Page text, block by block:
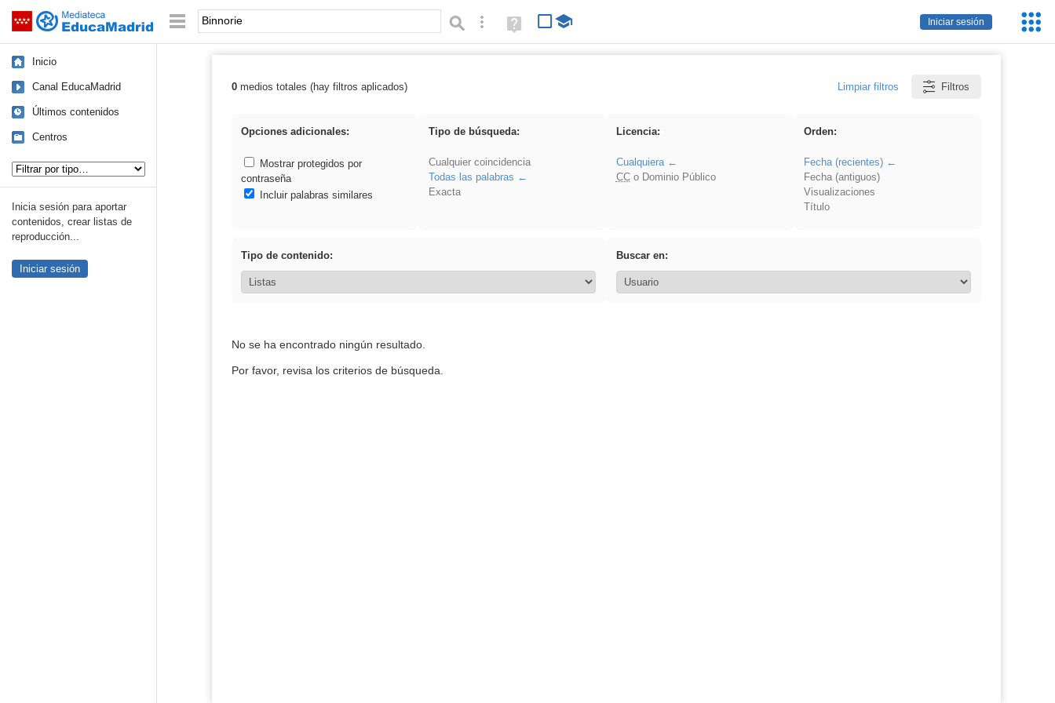
Saltar navegación
Iniciar sesión
Palabra o frase: Búsqueda avanzada
Ayuda
(en
Inicio
Canal EducaMadrid
Últimos contenidos
Centros
Inicia sesión para aportar
contenidos, crear listas de
reproducción...
Iniciar sesión
Resultados de: Binnorie
0medios totales (hay filtros aplicados) Limpiar filtros Filtros
Opciones adicionales:
Mostrar protegidos por
contraseña
Incluir palabras similares
Tipo de búsqueda:
Cualquier coincidencia
Todas las palabras
Exacta
Licencia:
Cualquiera
CCo Dominio Público
Orden:
Fecha (recientes)
Fecha (antiguos)
Visualizaciones
Título
Tipo de contenido: Buscar en:
No se ha encontrado ningún resultado.
Por favor, revisa los criterios de búsqueda.